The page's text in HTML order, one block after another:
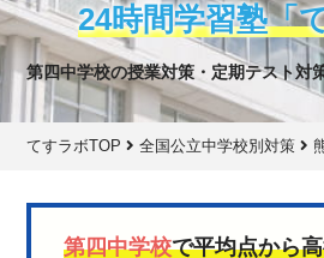
24時間学習塾「
第四中学校の授業対策・定期テスト対
てすラボTOP 全国公立中学校別対策
第四中学校で平均点から